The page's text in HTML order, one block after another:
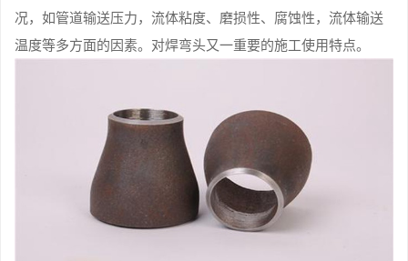
况，如管道输送压力，流体粘度、磨损性、腐蚀性，流体输送
温度等多方面的因素。对焊弯头又一重要的施工使用特点。